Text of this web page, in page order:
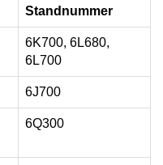
Standnummer
6K700, 6L680,
6L700
6J700
6Q300